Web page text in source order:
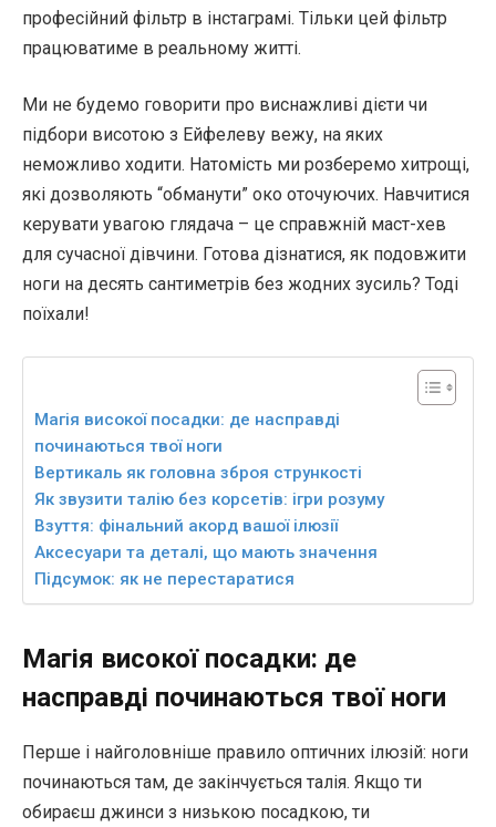
професійний фільтр в інстаграмі. Тільки цей фільтр
працюватиме в реальному житті.
Ми не будемо говорити про виснажливі дієти чи
підбори висотою з Ейфелеву вежу, на яких
неможливо ходити. Натомість ми розберемо хитрощі,
які дозволяють “обманути” око оточуючих. Навчитися
керувати увагою глядача – це справжній маст-хев
для сучасної дівчини. Готова дізнатися, як подовжити
ноги на десять сантиметрів без жодних зусиль? Тоді
поїхали!
Магія високої посадки: де насправді
починаються твої ноги
Вертикаль як головна зброя стрункості
Як звузити талію без корсетів: ігри розуму
Взуття: фінальний акорд вашої ілюзії
Аксесуари та деталі, що мають значення
Підсумок: як не перестаратися
Магія високої посадки: де
насправді починаються твої ноги
Перше і найголовніше правило оптичних ілюзій: ноги
починаються там, де закінчується талія. Якщо ти
обираєш джинси з низькою посадкою, ти